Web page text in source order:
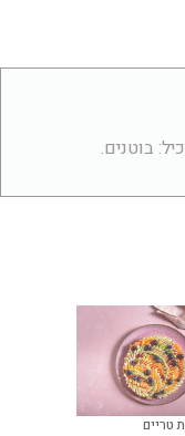
בוטנים.
טריים